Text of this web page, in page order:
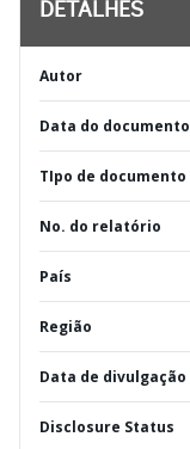
DETALHES
Autor
Data do documento
TIpo de documento
No. do relatório
País
Região
Data de divulgação
Disclosure Status